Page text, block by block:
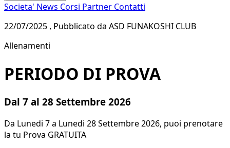
Societa' News Corsi Partner Contatti
22/07/2025 , Pubblicato da ASD FUNAKOSHI CLUB
Allenamenti
PERIODO DI PROVA
Dal 7 al 28 Settembre 2026
Da Lunedi 7 a Lunedi 28 Settembre 2026, puoi prenotare
la tu Prova GRATUITA